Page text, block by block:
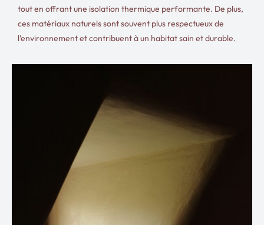
tout en offrant une isolation thermique performante. De plus,
ces matériaux naturels sont souvent plus respectueux de
l’environnement et contribuent à un habitat sain et durable.